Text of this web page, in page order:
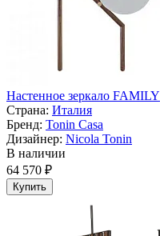
Настенное зеркало FAMILY
Страна: Италия
Бренд: Tonin Casa
Дизайнер: Nicola Tonin
В наличии
64 570 ₽
Купить